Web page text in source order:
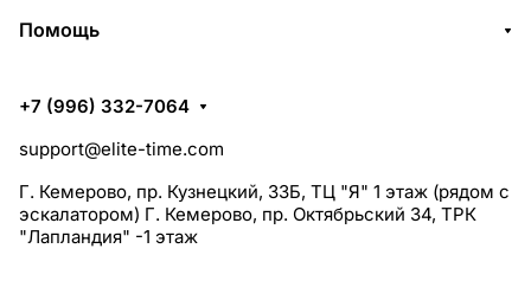
Помощь
+7 (996) 332-7064
support@elite-time.com
Г. Кемерово, пр. Кузнецкий, 33Б, ТЦ "Я" 1 этаж (рядом с
эскалатором) Г. Кемерово, пр. Октябрьский 34, ТРК
"Лапландия" -1 этаж